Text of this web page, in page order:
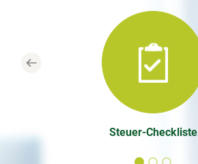
Steuer-Checkliste
Previous